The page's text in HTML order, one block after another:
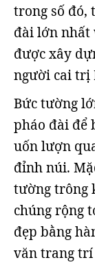
trong số đó,
đài lớn nhất
được xây
người cai trị
Bức tường
pháo đài để
uốn lượn
đỉnh núi.
tường trông
chúng rộng
đẹp bằng
văn trang trí